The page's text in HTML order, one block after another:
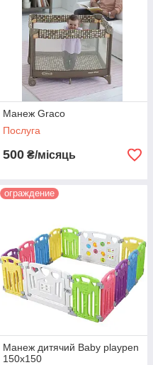
Манеж Graco
Послуга
500 ₴/місяць
ограждение
Манеж дитячий Baby playpen
150х150